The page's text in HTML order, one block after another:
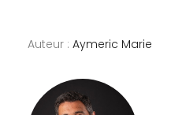
Auteur : Aymeric Marie